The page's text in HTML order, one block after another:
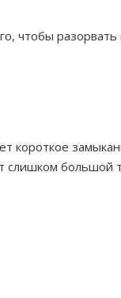
чтобы
короткое
слишком большой